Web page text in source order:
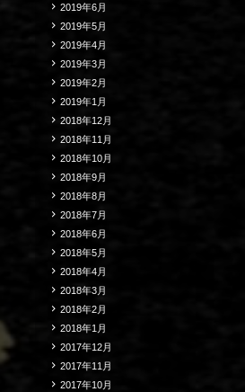
2019年6月
2019年5月
2019年4月
2019年3月
2019年2月
2019年1月
2018年12月
2018年11月
2018年10月
2018年9月
2018年8月
2018年7月
2018年6月
2018年5月
2018年4月
2018年3月
2018年2月
2018年1月
2017年12月
2017年11月
2017年10月